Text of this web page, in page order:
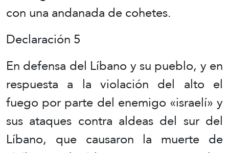
con una andanada de cohetes.
Declaración 5
En defensa del Líbano y su pueblo, y en
respuesta a la violación del alto el
fuego por parte del enemigo «israelí» y
sus ataques contra aldeas del sur del
Líbano, que causaron la muerte de